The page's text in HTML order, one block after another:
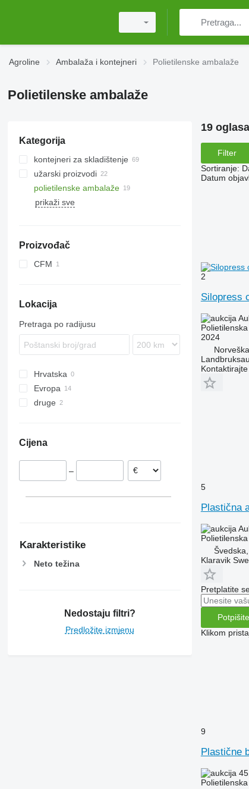
Agroline Ambalaža i kontejneri Polietilenske ambalaže
Polietilenske ambalaže
Kategorija
kontejneri za skladištenje
užarski proizvodi
polietilenske ambalaže
prikaži sve
Proizvođač
CFM
Lokacija
Pretraga po radijusu
Hrvatska
Evropa
Švedska
Španjolska
Danska
druge
Cijena
–
Karakteristike
Neto težina
Nedostaju filtri?
Predložite izmjenu
19
Filter
Sortiranje:
Datum
2
Silopress
2024
5
Plastična
Klaravik
Pretplatite
Klikom
9
Plastične